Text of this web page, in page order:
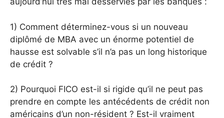
1) Comment déterminez-vous si un nouveau
diplômé de MBA avec un énorme potentiel de
hausse est solvable s’il n’a pas un long historique
de crédit ?
2) Pourquoi FICO est-il si rigide qu’il ne peut pas
prendre en compte les antécédents de crédit non
américains d’un non-résident ? Est-il vraiment